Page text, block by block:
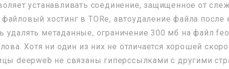
устанавливать соединение, защищенное от
хостинг в TORе, автоудаление файла после
удалять метаданные, ограничение 300 мб на файл
Хотя ни один из них не отличается хорошей
deepweb не связаны гиперссылками с другими